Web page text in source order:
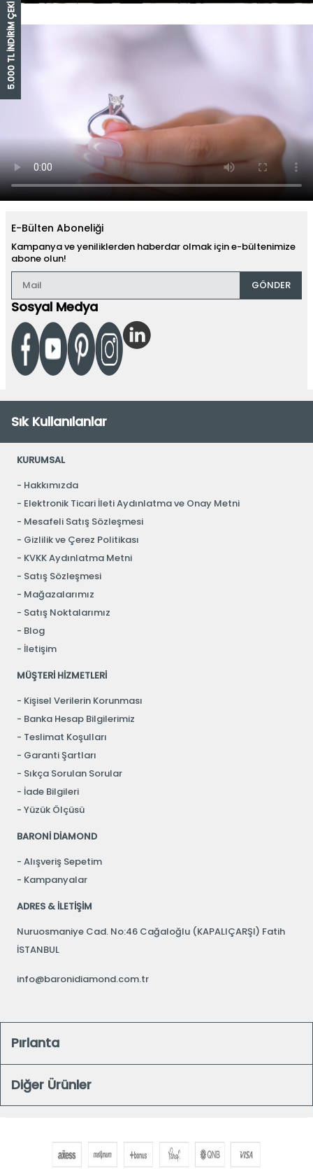
5.000 TL İNDİRİM ÇEKİ
E-Bülten Aboneliği
Kampanya ve yeniliklerden haberdar olmak için e-bültenimize
abone olun!
GÖNDER
Sosyal Medya
Sık Kullanılanlar
KURUMSAL
Hakkımızda
Elektronik Ticari İleti Aydınlatma ve Onay Metni
Mesafeli Satış Sözleşmesi
Gizlilik ve Çerez Politikası
KVKK Aydınlatma Metni
Satış Sözleşmesi
Mağazalarımız
Satış Noktalarımız
Blog
İletişim
MÜŞTERİ HİZMETLERİ
Kişisel Verilerin Korunması
Banka Hesap Bilgilerimiz
Teslimat Koşulları
Garanti Şartları
Sıkça Sorulan Sorular
İade Bilgileri
Yüzük Ölçüsü
BARONİ DİAMOND
Alışveriş Sepetim
Kampanyalar
ADRES & İLETİŞİM
Nuruosmaniye Cad. No:46 Cağaloğlu (KAPALIÇARŞI) Fatih
İSTANBUL
info@baronidiamond.com.tr
Pırlanta
Diğer Ürünler